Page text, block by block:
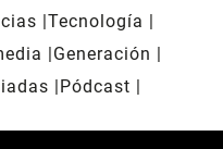
Tecnología
Generación
Pódcast